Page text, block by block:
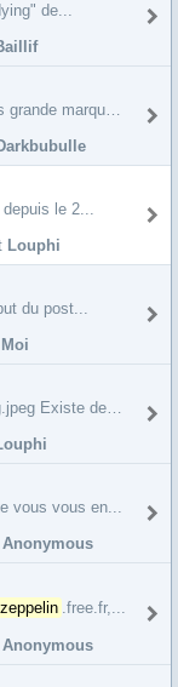
de...
marque...
le 2...
Louphi
du post...
Moi
de chambre......son clair, mais...
vous vous en...
Anonymous
zeppelin .free.fr,...
Anonymous